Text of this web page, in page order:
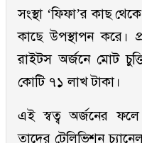
সংস্থা ‘ফিফা’র কাছ
কাছে উপস্থাপন করে।
রাইটস অর্জনে মোট
কোটি ৭১ লাখ টাকা।
এই স্বত্ব অর্জনের ফলে
তাদের টেলিভিশন